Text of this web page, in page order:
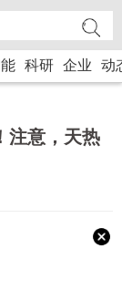
科研 企业 动
注意，天热